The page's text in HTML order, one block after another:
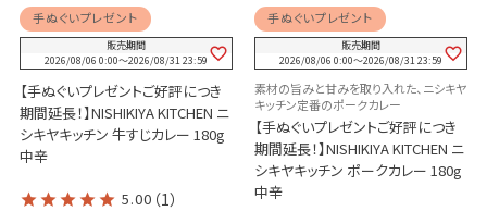
手ぬぐいプレゼント
販売期間
2026/08/06 0:00〜2026/08/31 23:59
【手ぬぐいプレゼントご好評につき
期間延長！】NISHIKIYA KITCHEN ニ
シキヤキッチン 牛すじカレー 180g
中辛
5.00 （1）
手ぬぐいプレゼント
販売期間
2026/08/06 0:00〜2026/08/31 23:59
素材の旨みと甘みを取り入れた、ニシキヤ
キッチン定番のポークカレー
【手ぬぐいプレゼントご好評につき
期間延長！】NISHIKIYA KITCHEN ニ
シキヤキッチン ポークカレー 180g
中辛